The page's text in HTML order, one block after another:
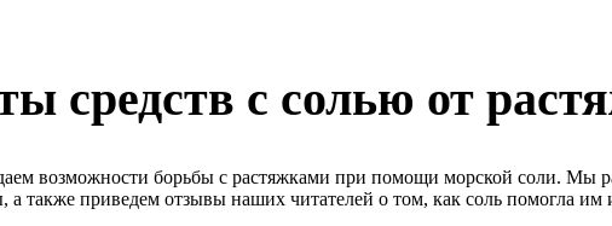
средств с солью от
возможности борьбы с растяжками при помощи морской соли. Мы
также приведем отзывы наших читателей о том, как соль помогла им